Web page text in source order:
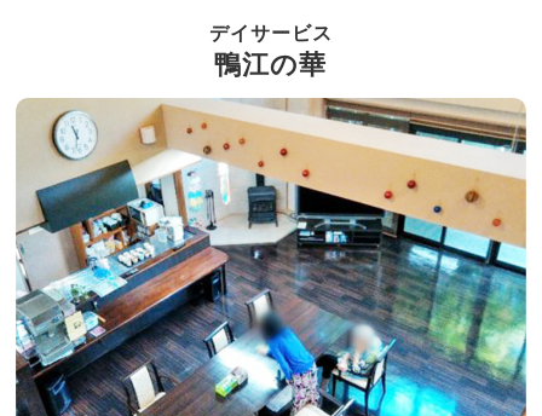
デイサービス
鴨江の華